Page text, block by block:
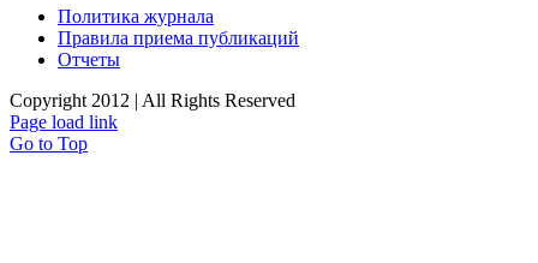
Политика журнала
Правила приема публикаций
Отчеты
Copyright 2012 | All Rights Reserved
Page load link
Go to Top